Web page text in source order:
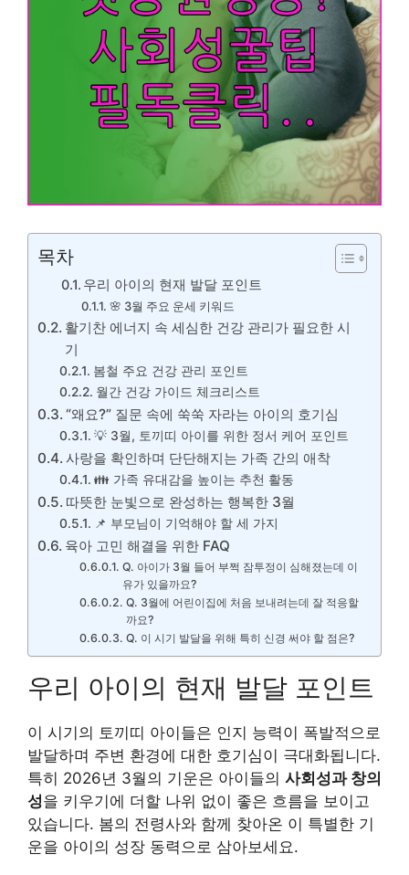
목차
우리 아이의 현재 발달 포인트
🌸 3월 주요 운세 키워드
활기찬 에너지 속 세심한 건강 관리가 필요한 시
기
봄철 주요 건강 관리 포인트
월간 건강 가이드 체크리스트
“왜요?” 질문 속에 쑥쑥 자라는 아이의 호기심
💡 3월, 토끼띠 아이를 위한 정서 케어 포인트
사랑을 확인하며 단단해지는 가족 간의 애착
👪 가족 유대감을 높이는 추천 활동
따뜻한 눈빛으로 완성하는 행복한 3월
📌 부모님이 기억해야 할 세 가지
육아 고민 해결을 위한 FAQ
Q. 아이가 3월 들어 부쩍 잠투정이 심해졌는데 이
유가 있을까요?
Q. 3월에 어린이집에 처음 보내려는데 잘 적응할
까요?
Q. 이 시기 발달을 위해 특히 신경 써야 할 점은?
우리 아이의 현재 발달 포인트
이 시기의 토끼띠 아이들은 인지 능력이 폭발적으로
발달하며 주변 환경에 대한 호기심이 극대화됩니다.
특히 2026년 3월의 기운은 아이들의 사회성과 창의
성을 키우기에 더할 나위 없이 좋은 흐름을 보이고
있습니다. 봄의 전령사와 함께 찾아온 이 특별한 기
운을 아이의 성장 동력으로 삼아보세요.